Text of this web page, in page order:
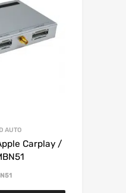
AUTO
Carplay /